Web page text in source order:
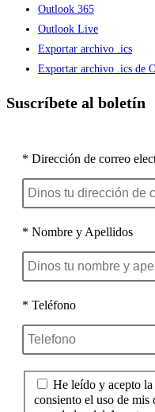
Outlook 365
Outlook Live
Exportar archivo .ics
Exportar archivo .ics de
Suscríbete al boletín
* Dirección de correo
* Nombre y Apellidos
* Teléfono
He leído y acepto
consiento el uso de